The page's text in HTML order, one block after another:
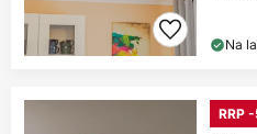
Na
RRP